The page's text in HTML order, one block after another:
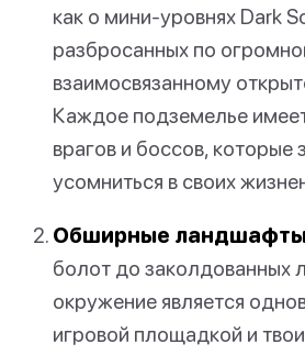
как о мини-уровнях Dark
разбросанных по
взаимосвязанному
Каждое подземелье
врагов и боссов, которые
усомниться в своих
Обширные
болот до заколдованных
окружение является
игровой площадкой и